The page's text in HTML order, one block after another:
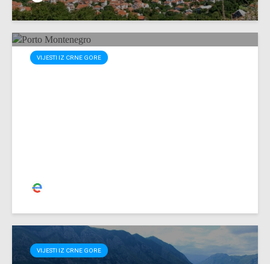
VIJESTI IZ CRNE GORE
VIJESTI IZ CRNE GORE